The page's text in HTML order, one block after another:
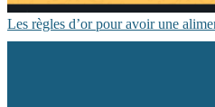
Les règles d’or pour avoir une